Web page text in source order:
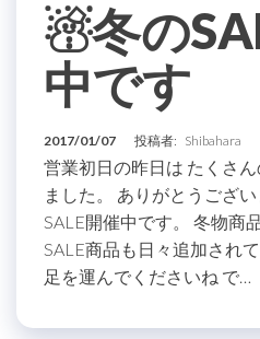
☃冬の
中です
2017/01/07 投稿者: Shibahara
営業初日の昨日は たくさ
ました。 ありがとうござ
SALE開催中です。 冬物商
SALE商品も日々追加され
足を運んでくださいね で…